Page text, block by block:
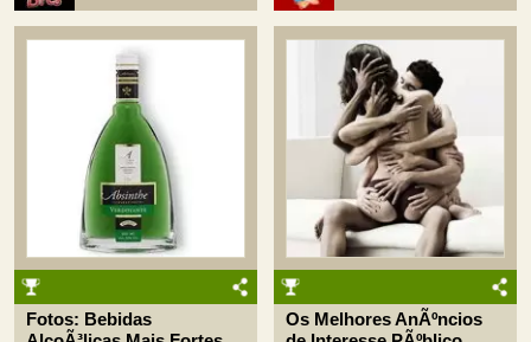
Fotos: Bebidas
Os Melhores AnÃºncios